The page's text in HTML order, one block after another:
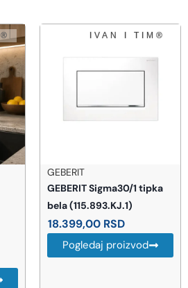
GEBERIT
GEBERIT Sigma30/1 tipka
bela (115.893.KJ.1)
18.399,00 RSD
Pogledaj proizvod